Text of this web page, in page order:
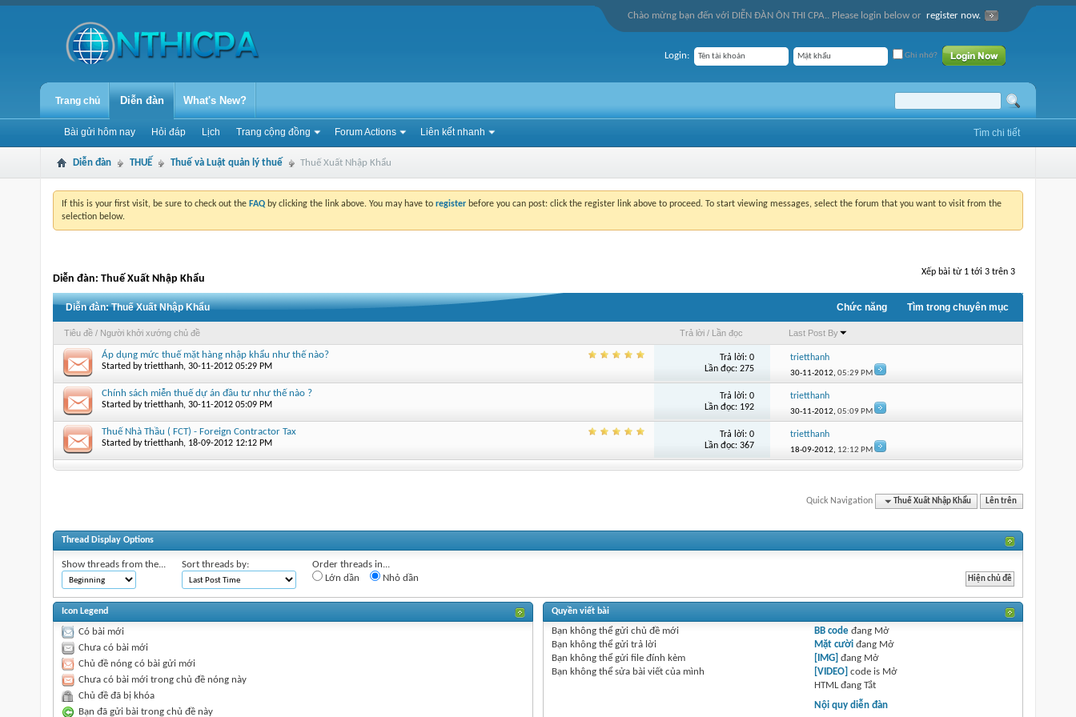
Chào mừng bạn đến với DIỄN ĐÀN ÔN THI CPA.. Please login below or register now.
Login: Ghi nhớ?
Trang chủ Diễn đàn
Bài gửi hôm nay Hỏi đáp Lịch Trang cộng đồng Forum Actions Liên kết nhanh
What's New?
Tìm chi tiết
Diễn đàn THUẾ Thuế và Luật quản lý thuế Thuế Xuất Nhập Khẩu
If this is your first visit, be sure to check out the FAQ by clicking the link above. You may have to register before you can post: click the register link above to proceed. To start viewing messages, select the forum that you want to visit from the
selection below.
Xếp bài từ 1 tới 3 trên 3
Diễn đàn: Thuế Xuất Nhập Khẩu
Diễn đàn:Thuế Xuất Nhập Khẩu Chức năng Tìm trong chuyên mục
Tiêu đề / Người khởi xướng chủ đề Trả lời / Lần đọc Last Post By
Áp dụng mức thuế mặt hàng nhập khẩu như thế nào?
Started bytrietthanh‎, 30-11-2012 05:29 PM
Trả lời:0
Lần đọc: 275
trietthanh
30-11-2012, 05:29 PM
Chính sách miễn thuế dự án đầu tư như thế nào ?
Started bytrietthanh‎, 30-11-2012 05:09 PM
Trả lời:0
Lần đọc: 192
trietthanh
30-11-2012, 05:09 PM
Thuế Nhà Thầu ( FCT) - Foreign Contractor Tax
Started bytrietthanh‎, 18-09-2012 12:12 PM
Trả lời:0
Lần đọc: 367
trietthanh
18-09-2012, 12:12 PM
Quick Navigation Thuế Xuất Nhập Khẩu Lên trên
Thread Display Options
Show threads from the... Sort threads by:
Order threads in...
Lớn dần
Nhỏ dần
Icon Legend
Có bài mới
Chưa có bài mới
Chủ đề nóng có bài gửi mới
Chưa có bài mới trong chủ đề nóng này
Chủ đề đã bị khóa
Bạn đã gửi bài trong chủ đề này
Quyền viết bài
Bạn không thể gửi chủ đề mới
Bạn không thể gửi trả lời
Bạn không thể gửi file đính kèm
Bạn không thể sửa bài viết của mình
BB code đang Mở
Mặt cười đang Mở
[IMG] đang Mở
[VIDEO] code is Mở
HTML đangTắt
Nội quy diễn đàn